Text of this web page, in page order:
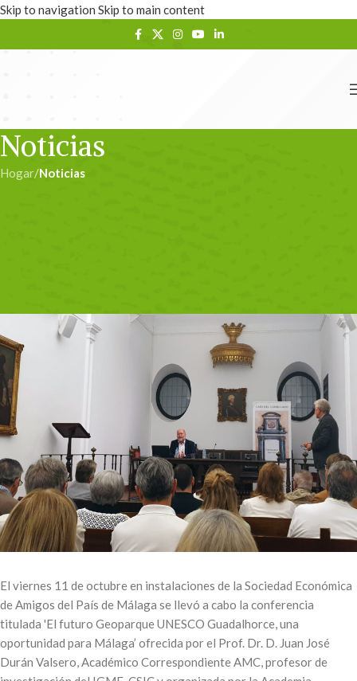
Skip to navigation Skip to main content
Noticias
Hogar/Noticias
El viernes 11 de octubre en instalaciones de la Sociedad Económica
de Amigos del País de Málaga se llevó a cabo la conferencia
titulada 'El futuro Geoparque UNESCO Guadalhorce, una
oportunidad para Málaga’ ofrecida por el Prof. Dr. D. Juan José
Durán Valsero, Académico Correspondiente AMC, profesor de